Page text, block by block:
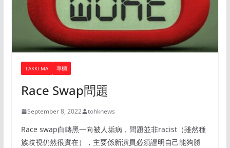
TAKKI MA 專欄
Race Swap問題
September 8, 2022 tohknews
Race swap白轉黑一向被人垢病，問題並非racist（雖然種
族歧視仍然很實在），主要係新演員必須證明自己能夠勝